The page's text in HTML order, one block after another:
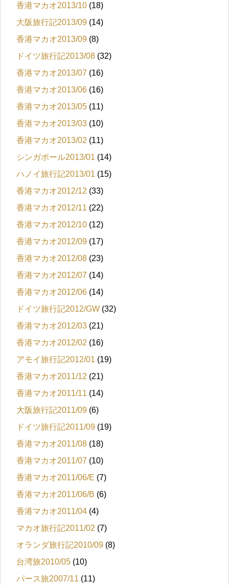
香港マカオ2013/10 (18)
大阪旅行記2013/09 (14)
香港マカオ2013/09 (8)
ドイツ旅行記2013/08 (32)
香港マカオ2013/07 (16)
香港マカオ2013/06 (16)
香港マカオ2013/05 (11)
香港マカオ2013/03 (10)
香港マカオ2013/02 (11)
シンガポール2013/01 (14)
ハノイ旅行記2013/01 (15)
香港マカオ2012/12 (33)
香港マカオ2012/11 (22)
香港マカオ2012/10 (12)
香港マカオ2012/09 (17)
香港マカオ2012/08 (23)
香港マカオ2012/07 (14)
香港マカオ2012/06 (14)
ドイツ旅行記2012/GW (32)
香港マカオ2012/03 (21)
香港マカオ2012/02 (16)
アモイ旅行記2012/01 (19)
香港マカオ2011/12 (21)
香港マカオ2011/11 (14)
大阪旅行記2011/09 (6)
ドイツ旅行記2011/09 (19)
香港マカオ2011/08 (18)
香港マカオ2011/07 (10)
香港マカオ2011/06/E (7)
香港マカオ2011/06/B (6)
香港マカオ2011/04 (4)
マカオ旅行記2011/02 (7)
オランダ旅行記2010/09 (8)
台湾旅2010/05 (10)
パース旅2007/11 (11)